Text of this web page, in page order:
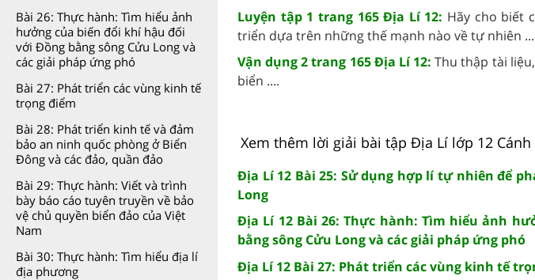
Bài 26: Thực hành: Tìm hiểu ảnh
hưởng của biến đổi khí hậu đối
với Đồng bằng sông Cửu Long và
các giải pháp ứng phó
Bài 27: Phát triển các vùng kinh tế
trọng điểm
Bài 28: Phát triển kinh tế và đảm
bảo an ninh quốc phòng ở Biển
Đông và các đảo, quần đảo
Bài 29: Thực hành: Viết và trình
bày báo cáo tuyên truyền về bảo
vệ chủ quyền biển đảo của Việt
Nam
Bài 30: Thực hành: Tìm hiểu địa lí
địa phương
Luyện tập 1 trang 165 Địa Lí 12: Hãy cho biết
triển dựa trên những thế mạnh nào về tự nhiên
Vận dụng 2 trang 165 Địa Lí 12:Thu thập tài
biển ....
Xem thêm lời giải bài tập Địa Lí lớp 12
Địa Lí 12 Bài 25: Sử dụng hợp lí tự nhiên để
Long
Địa Lí 12 Bài 26: Thực hành: Tìm hiểu ảnh
bằng sông Cửu Long và các giải pháp ứng phó
Địa Lí 12 Bài 27: Phát triển các vùng kinh tế